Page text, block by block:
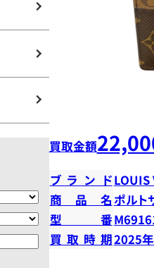
買取金額
ブランドLOUIS
商品名ポルト
型番
買取時期2025